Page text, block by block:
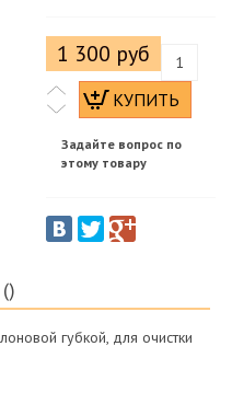
1 300 руб
Задайте вопрос по
этому товару
губкой, для очистки